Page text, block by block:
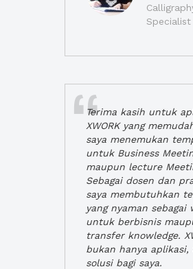
Specialist
Terima kasih untuk
XWORK yang
saya menemukan
untuk Business
maupun lecture
Sebagai dosen dan
saya membutuhkan
yang nyaman sebagai
untuk berbisnis
transfer knowledge.
bukan hanya aplikasi,
solusi bagi saya.